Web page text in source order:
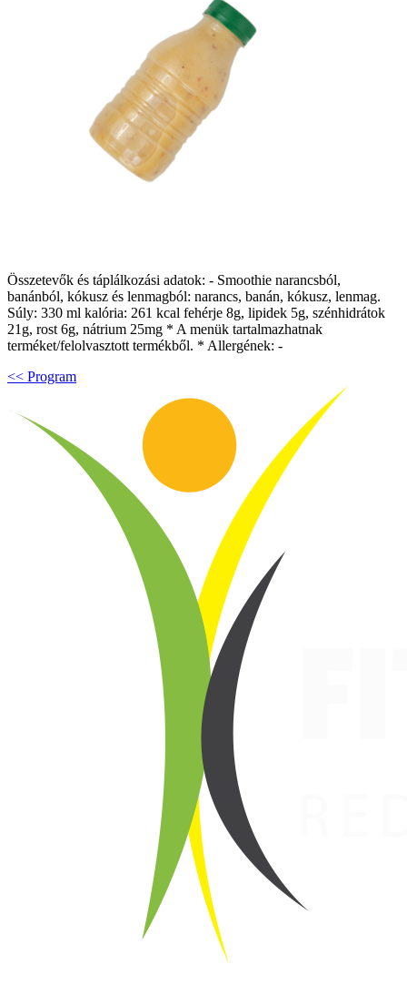
Összetevők és táplálkozási adatok: - Smoothie narancsból,
banánból, kókusz és lenmagból: narancs, banán, kókusz, lenmag.
Súly: 330 ml kalória: 261 kcal fehérje 8g, lipidek 5g, szénhidrátok
21g, rost 6g, nátrium 25mg * A menük tartalmazhatnak
terméket/felolvasztott termékből. * Allergének: -
<< Program